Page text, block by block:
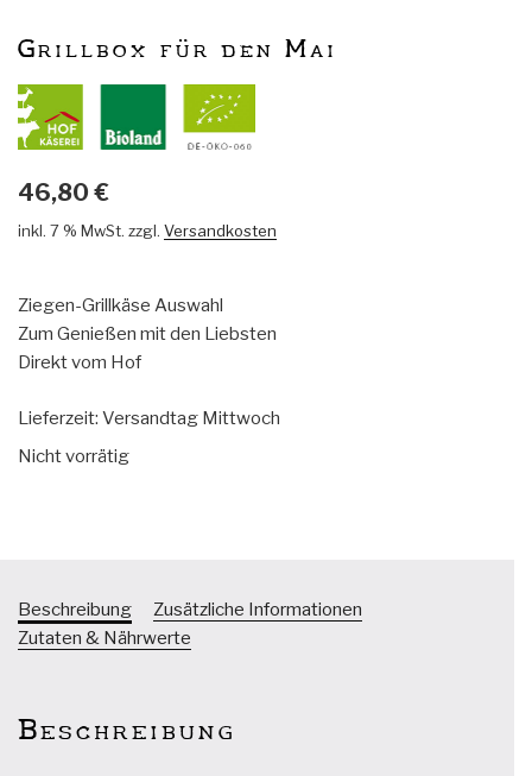
Grillbox für den Mai
46,80 €
inkl. 7 % MwSt. zzgl. Versandkosten
Ziegen-Grillkäse Auswahl
Zum Genießen mit den Liebsten
Direkt vom Hof
Lieferzeit: Versandtag Mittwoch
Nicht vorrätig
Beschreibung
Zusätzliche Informationen
Zutaten & Nährwerte
Beschreibung